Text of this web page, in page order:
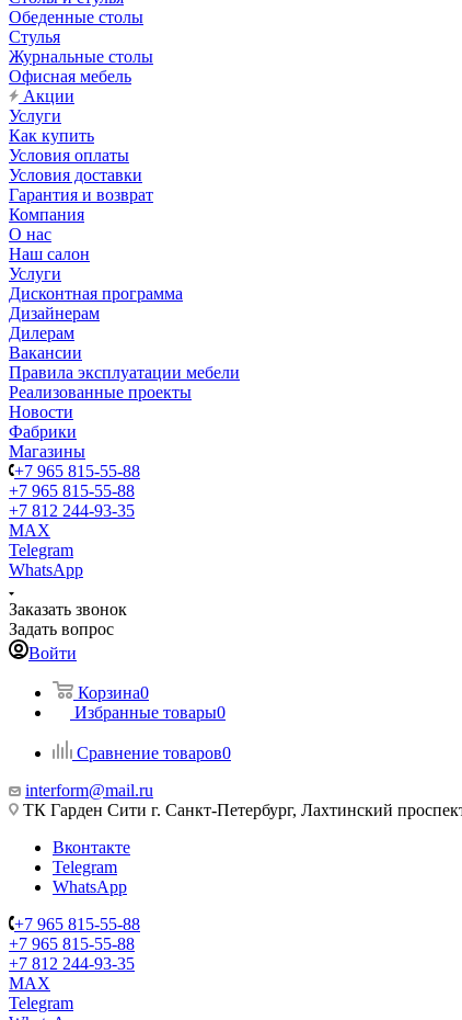
Обеденные столы
Стулья
Журнальные столы
Офисная мебель
Акции
Услуги
Как купить
Условия оплаты
Условия доставки
Гарантия и возврат
Компания
О нас
Наш салон
Услуги
Дисконтная программа
Дизайнерам
Дилерам
Вакансии
Правила эксплуатации мебели
Реализованные проекты
Новости
Фабрики
Магазины
+7 965 815-55-88
+7 965 815-55-88
+7 812 244-93-35
MAX
Telegram
WhatsApp
Заказать звонок
Задать вопрос
Войти
Корзина0
Избранные товары0
Сравнение товаров0
interform@mail.ru
ТК Гарден Сити г. Санкт-Петербург, Лахтинский
Вконтакте
Telegram
WhatsApp
+7 965 815-55-88
+7 965 815-55-88
+7 812 244-93-35
MAX
Telegram